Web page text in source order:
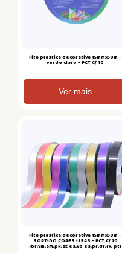
Fita plastica decorativa 15mmx50m –
verde claro – PCT C/ 10
Ver mais
Fita plastica decorativa 15mmx50m –
SORTIDO CORES LISAS – PCT C/ 10
(br,vm,am,pk,az es,vd es,pr,dr,rx, pt)